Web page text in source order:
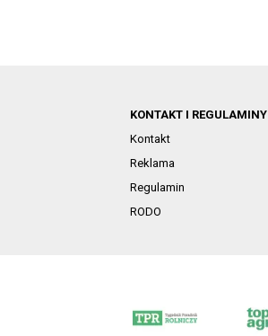
KONTAKT I REGULAMINY
Kontakt
Reklama
Regulamin
RODO